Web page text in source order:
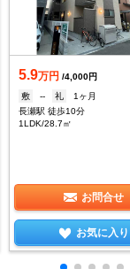
5.9万円 /4,000円
敷
-- 礼
1ヶ月
長瀬駅 徒歩10分
1LDK/28.7㎡
お問合せ
お気に入り